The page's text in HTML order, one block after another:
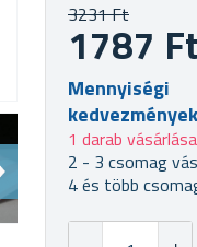
3231 Ft
1787 Ft
Mennyiségi
kedvezmények
1 darab
2 - 3 csomag
4 és több